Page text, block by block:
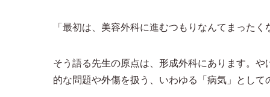
「最初は、美容外科に進むつもりなんてまった
そう語る先生の原点は、形成外科にあります。
的な問題や外傷を扱う、いわゆる「病気」とし